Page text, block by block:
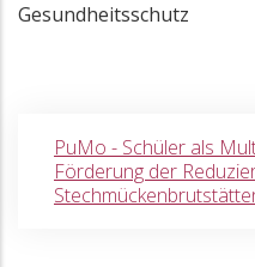
Gesundheitsschutz
PuMo - Schüler als
Förderung der